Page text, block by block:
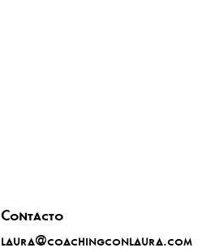
Contacto
laura@coachingconlaura.com